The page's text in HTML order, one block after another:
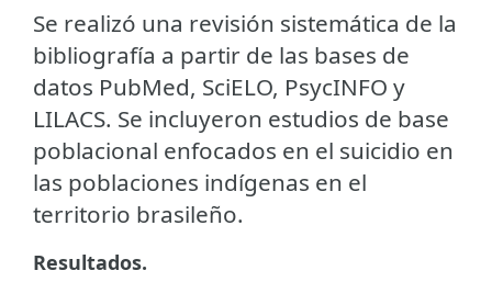
Se realizó una revisión sistemática de la
bibliografía a partir de las bases de
datos PubMed, SciELO, PsycINFO y
LILACS. Se incluyeron estudios de base
poblacional enfocados en el suicidio en
las poblaciones indígenas en el
territorio brasileño.
Resultados.